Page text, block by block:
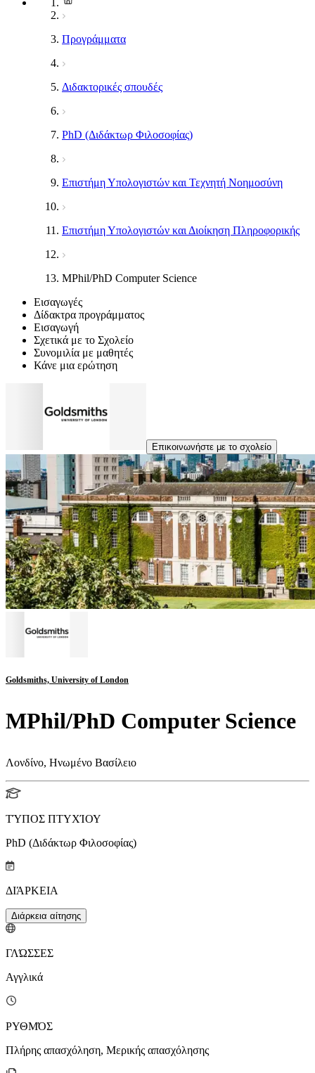
Προγράμματα
Διδακτορικές σπουδές
PhD (Διδάκτωρ Φιλοσοφίας)
Επιστήμη Υπολογιστών και Τεχνητή Νοημοσύνη
Επιστήμη Υπολογιστών και Διοίκηση Πληροφορικής
MPhil/PhD Computer Science
Εισαγωγές
Δίδακτρα προγράμματος
Εισαγωγή
Σχετικά με το Σχολείο
Συνομιλία με μαθητές
Κάνε μια ερώτηση
Επικοινωνήστε με το σχολείο
Goldsmiths, University of London
MPhil/PhD Computer Science
Λονδίνο, Ηνωμένο Βασίλειο
ΤΎΠΟΣ ΠΤΥΧΊΟΥ
PhD (Διδάκτωρ Φιλοσοφίας)
ΔΙΆΡΚΕΙΑ
Διάρκεια αίτησης
ΓΛΏΣΣΕΣ
Αγγλικά
ΡΥΘΜΌΣ
Πλήρης απασχόληση, Μερικής απασχόλησης